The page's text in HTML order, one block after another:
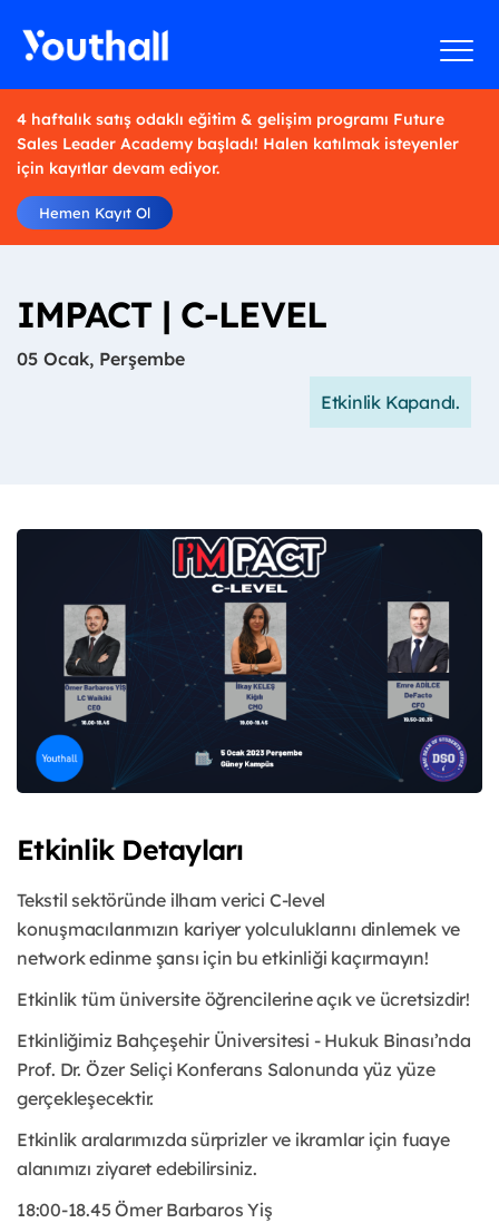
4 haftalık satış odaklı eğitim & gelişim programı Future
Sales Leader Academy başladı! Halen katılmak isteyenler
için kayıtlar devam ediyor.
Hemen Kayıt Ol
IMPACT | C-LEVEL
05 Ocak, Perşembe
Etkinlik Kapandı.
Etkinlik Detayları
Tekstil sektöründe ilham verici C-level
konuşmacılarımızın kariyer yolculuklarını dinlemek ve
network edinme şansı için bu etkinliği kaçırmayın!
Etkinlik tüm üniversite öğrencilerine açık ve ücretsizdir!
Etkinliğimiz Bahçeşehir Üniversitesi - Hukuk Binası’nda
Prof. Dr. Özer Seliçi Konferans Salonunda yüz yüze
gerçekleşecektir.
Etkinlik aralarımızda sürprizler ve ikramlar için fuaye
alanımızı ziyaret edebilirsiniz.
18:00-18.45 Ömer Barbaros Yiş